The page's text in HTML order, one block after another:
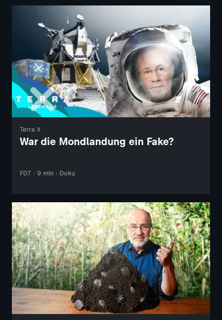
Terra X
War die Mondlandung ein Fake?
F07 · 9 min · Doku